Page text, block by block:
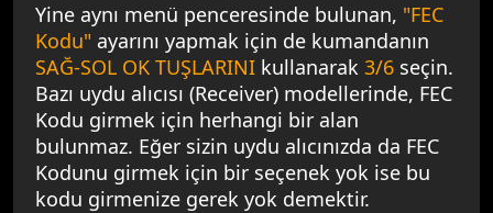
Yine aynı menü penceresinde bulunan, "FEC
Kodu" ayarını yapmak için de kumandanın
SAĞ-SOL OK TUŞLARINI kullanarak 3/6 seçin.
Bazı uydu alıcısı (Receiver) modellerinde, FEC
Kodu girmek için herhangi bir alan
bulunmaz. Eğer sizin uydu alıcınızda da FEC
Kodunu girmek için bir seçenek yok ise bu
kodu girmenize gerek yok demektir.